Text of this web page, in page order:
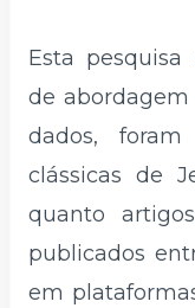
Esta
de
dados,
clássicas de
quanto
publicados
em